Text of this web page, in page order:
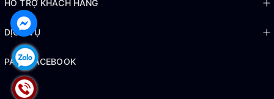
Miễn phí giao nhận xe nội thành TP.HCM tùy gói.
Ngoài giờ/ngoài tuyến áp dụng theo biểu phí hiện hành.
HỖ TRỢ KHÁCH HÀNG
DỊCH VỤ
PAGE FACEBOOK